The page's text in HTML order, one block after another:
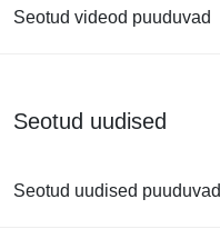
Seotud videod puuduvad
Seotud uudised
Seotud uudised puuduvad